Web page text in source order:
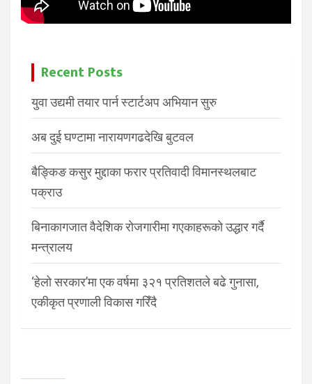
Recent Posts
युवा उद्यमी तयार पार्न स्टार्टअप अभियान सुरु
अब दुई घण्टामा नारायणगढदेखि बुटवल
बैङ्किङ कसुर मुद्दाका फरार प्रतिवादी विमानस्थलबाट
पक्राउ
बिनाकागजात वैदेशिक रोजगारीमा गएकाहरूको उद्धार गर्दै
मन्त्रालय
‘हेलो सरकार’मा एक वर्षमा ३२१ प्रतिशतले बढे गुनासा,
एकीकृत प्रणाली विकास गरिँदै